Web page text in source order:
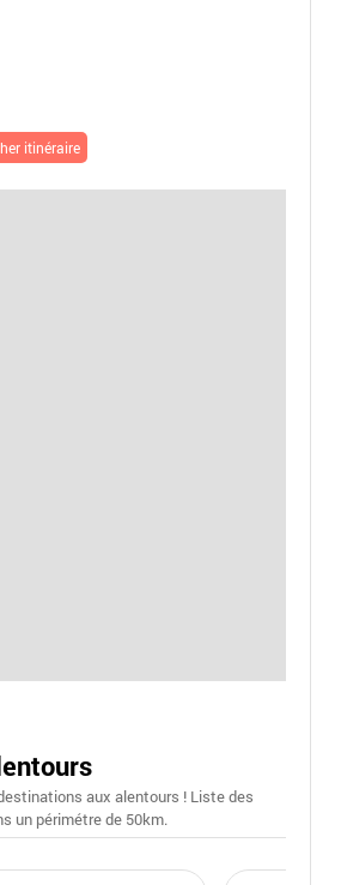
itinéraire
aux alentours ! Liste des
un périmétre de 50km.